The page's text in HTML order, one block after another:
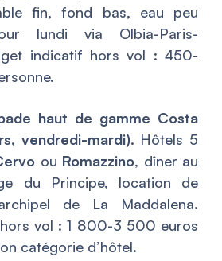
fin, fond bas, eau peu
lundi via Olbia-Paris-
indicatif hors vol : 450-
haut de gamme Costa
vendredi-mardi). Hôtels 5
ou Romazzino, dîner au
du Principe, location de
de La Maddalena.
vol : 1 800-3 500 euros
catégorie d’hôtel.